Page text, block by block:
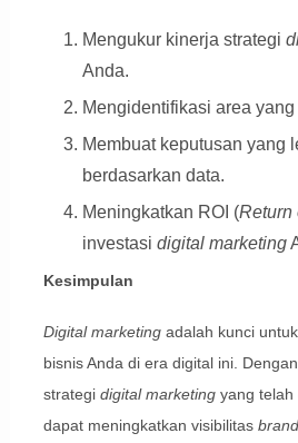
Mengukur kinerja strategi
Anda.
Mengidentifikasi area
Membuat keputusan yang
berdasarkan data.
Meningkatkan ROI (Return
investasi digital marketing
Kesimpulan
Digital marketingadalah kunci
bisnis Anda di era digital ini.
strategi digital marketingyang telah
dapat meningkatkan visibilitas brand